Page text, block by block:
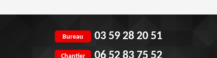
Bureau 03 59 28 20 51
Chantier 06 52 83 75 52